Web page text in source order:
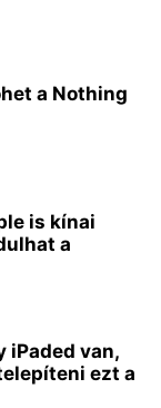
a Nothing
is kínai
a
iPaded van,
ezt a